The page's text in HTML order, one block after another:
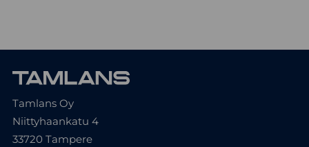
Tamlans Oy
Niittyhaankatu 4
33720 Tampere